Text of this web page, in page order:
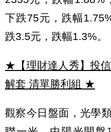
下跌75元，跌幅
跌3.5元，跌幅1.3%。
★【理財達人秀】投
解套 清單勝利組 ★
觀察今日盤面，光學